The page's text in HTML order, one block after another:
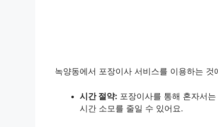
녹양동에서 포장이사 서비스를 이용하는 것
시간 절약: 포장이사를 통해 혼자서
시간 소모를 줄일 수 있어요.